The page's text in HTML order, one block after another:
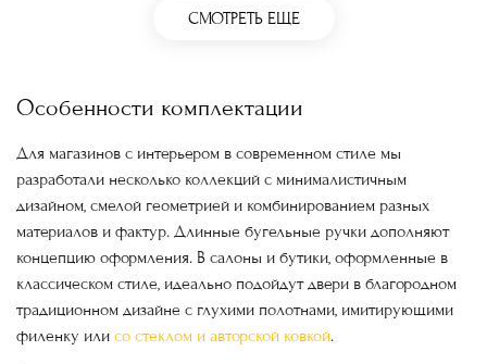
СМОТРЕТЬ ЕЩЕ
Особенности комплектации
Для магазинов с интерьером в современном стиле мы
разработали несколько коллекций с минималистичным
дизайном, смелой геометрией и комбинированием разных
материалов и фактур. Длинные бугельные ручки дополняют
концепцию оформления. В салоны и бутики, оформленные в
классическом стиле, идеально подойдут двери в благородном
традиционном дизайне с глухими полотнами, имитирующими
филенку или со стеклом и авторской ковкой.